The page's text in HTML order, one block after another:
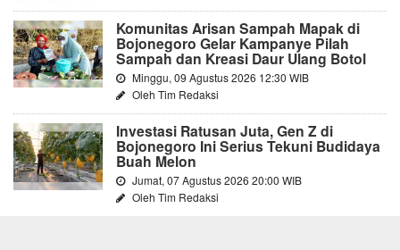
Komunitas Arisan Sampah Mapak di
Bojonegoro Gelar Kampanye Pilah
Sampah dan Kreasi Daur Ulang Botol
Minggu, 09 Agustus 2026 12:30 WIB
Oleh Tim Redaksi
Investasi Ratusan Juta, Gen Z di
Bojonegoro Ini Serius Tekuni Budidaya
Buah Melon
Jumat, 07 Agustus 2026 20:00 WIB
Oleh Tim Redaksi